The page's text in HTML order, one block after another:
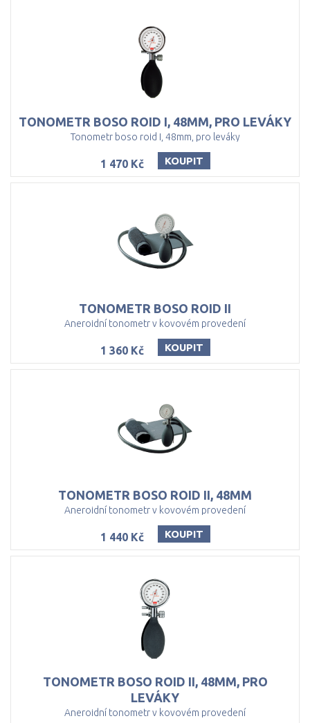
TONOMETR BOSO ROID I, 48MM, PRO LEVÁKY
Tonometr boso roid I, 48mm, pro leváky
1 470 Kč KOUPIT
TONOMETR BOSO ROID II
Aneroidní tonometr v kovovém provedení
1 360 Kč KOUPIT
TONOMETR BOSO ROID II, 48MM
Aneroidní tonometr v kovovém provedení
1 440 Kč KOUPIT
TONOMETR BOSO ROID II, 48MM, PRO
LEVÁKY
Aneroidní tonometr v kovovém provedení